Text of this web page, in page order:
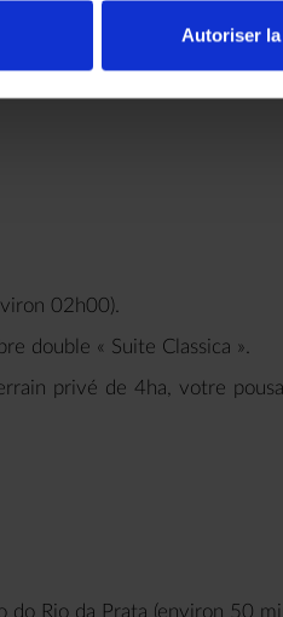
Autoriser
à moteur sur les rivières
zones inaccéssibles ;
la possibilité de participer à
02h00).
double « Suite Classica ».
privé de 4ha, votre
Rio da Prata (environ 50